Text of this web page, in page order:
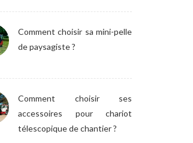
Comment choisir sa mini-pelle
de paysagiste ?
Comment choisir ses
accessoires pour chariot
télescopique de chantier ?